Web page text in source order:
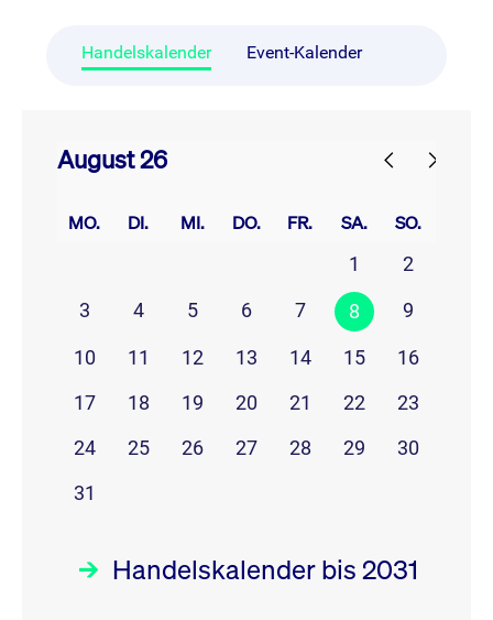
Handelskalender Event-Kalender
August 26
MO. DI. MI. DO. FR. SA. SO.
1
2
3
4 5 6 7 8 9
10 11 12 13 14 15
16
17
18 19 20 21 22
23
24
25 26 27 28 29
30
31
Handelskalender bis 2031